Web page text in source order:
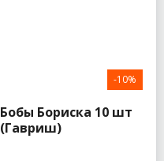
-10%
Бобы Бориска 10 шт
(Гавриш)